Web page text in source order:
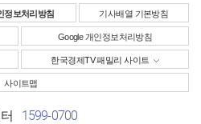
정보처리방침 기사배열 기본방침
Google 개인정보처리방침
한국경제TV 패밀리 사이트
사이트맵
1599-0700